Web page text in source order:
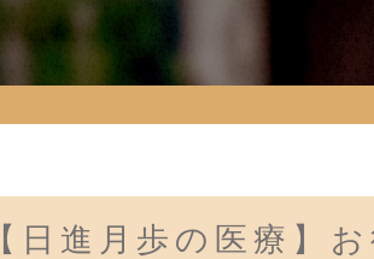
【日進月歩の医療】